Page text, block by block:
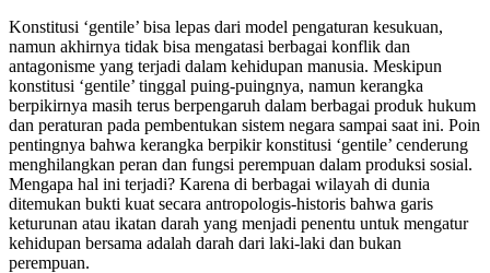
Konstitusi ‘gentile’ bisa lepas dari model pengaturan kesukuan,
namun akhirnya tidak bisa mengatasi berbagai konflik dan
antagonisme yang terjadi dalam kehidupan manusia. Meskipun
konstitusi ‘gentile’ tinggal puing-puingnya, namun kerangka
berpikirnya masih terus berpengaruh dalam berbagai produk hukum
dan peraturan pada pembentukan sistem negara sampai saat ini. Poin
pentingnya bahwa kerangka berpikir konstitusi ‘gentile’ cenderung
menghilangkan peran dan fungsi perempuan dalam produksi sosial.
Mengapa hal ini terjadi? Karena di berbagai wilayah di dunia
ditemukan bukti kuat secara antropologis-historis bahwa garis
keturunan atau ikatan darah yang menjadi penentu untuk mengatur
kehidupan bersama adalah darah dari laki-laki dan bukan
perempuan.